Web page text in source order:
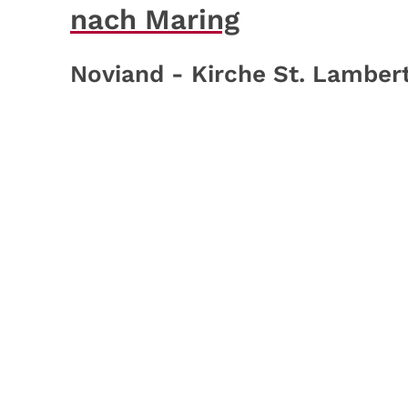
nach Maring
Noviand - Kirche St.